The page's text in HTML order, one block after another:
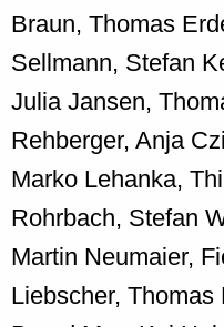
Braun, Thomas
Sellmann, Stefan
Julia Jansen,
Rehberger, Anja
Marko Lehanka,
Rohrbach, Stefan
Martin Neumaier,
Liebscher,